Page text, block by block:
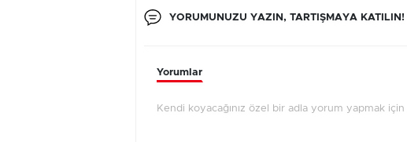
YORUMUNUZU YAZIN, TARTIŞMAYA KATILIN!
Yorumlar
Kendi koyacağınız özel bir adla yorum yapmak için